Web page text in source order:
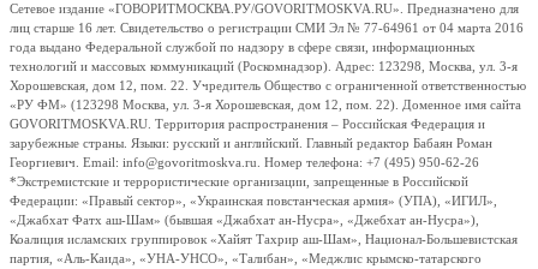
Сетевое издание «ГОВОРИТМОСКВА.РУ/GOVORITMOSKVA.RU». Предназначено для
лиц старше 16 лет. Свидетельство о регистрации СМИ Эл № 77-64961 от 04 марта 2016
года выдано Федеральной службой по надзору в сфере связи, информационных
технологий и массовых коммуникаций (Роскомнадзор). Адрес: 123298, Москва, ул. 3-я
Хорошевская, дом 12, пом. 22. Учредитель Общество с ограниченной ответственностью
«РУ ФМ» (123298 Москва, ул. 3-я Хорошевская, дом 12, пом. 22). Доменное имя сайта
GOVORITMOSKVA.RU. Территория распространения – Российская Федерация и
зарубежные страны. Языки: русский и английский. Главный редактор Бабаян Роман
Георгиевич. Email: info@govoritmoskva.ru. Номер телефона: +7 (495) 950-62-26
*Экстремистские и террористические организации, запрещенные в Российской
Федерации: «Правый сектор», «Украинская повстанческая армия» (УПА), «ИГИЛ»,
«Джабхат Фатх аш-Шам» (бывшая «Джабхат ан-Нусра», «Джебхат ан-Нусра»),
Коалиция исламских группировок «Хайят Тахрир аш-Шам», Национал-Большевистская
партия, «Аль-Каида», «УНА-УНСО», «Талибан», «Меджлис крымско-татарского